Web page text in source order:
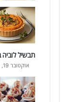
תבשיל לוביה
אוקטובר 19, 2024